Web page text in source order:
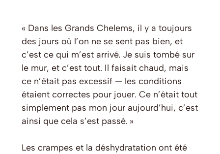
« Dans les Grands Chelems, il y a toujours
des jours où l’on ne se sent pas bien, et
c’est ce qui m’est arrivé. Je suis tombé sur
le mur, et c’est tout. Il faisait chaud, mais
ce n’était pas excessif — les conditions
étaient correctes pour jouer. Ce n’était tout
simplement pas mon jour aujourd’hui, c’est
ainsi que cela s’est passé. »
Les crampes et la déshydratation ont été